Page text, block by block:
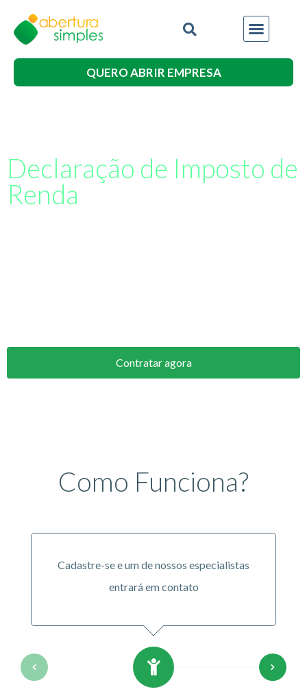
QUERO ABRIR EMPRESA
Declaração de Imposto de
Renda
Contratar agora
Como Funciona?
Cadastre-se e um de nossos especialistas
entrará em contato